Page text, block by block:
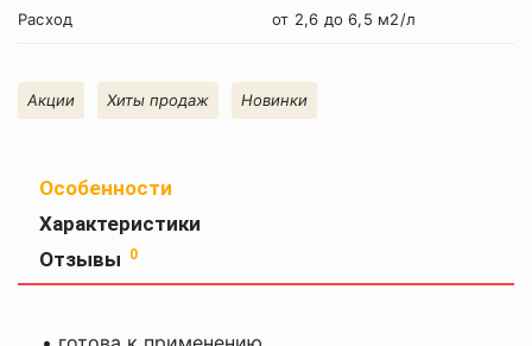
Расход от 2,6 до 6,5 м2/л
Акции Хиты продаж Новинки
Особенности
Характеристики
Отзывы
0
Оставить
отзыв